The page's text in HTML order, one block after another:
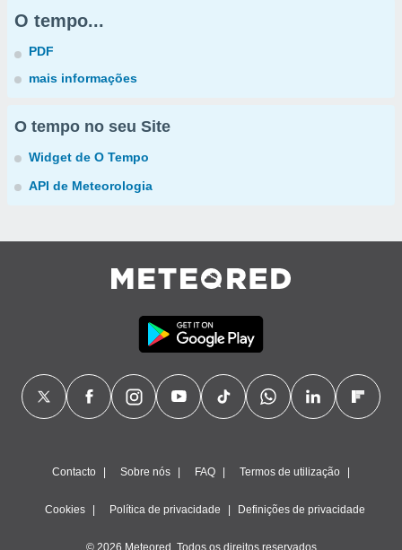
O tempo...
PDF
mais informações
O tempo no seu Site
Widget de O Tempo
API de Meteorologia
Contacto Sobre nós FAQ Termos de utilização
Cookies Política de privacidade Definições de privacidade
© 2026 Meteored. Todos os direitos reservados